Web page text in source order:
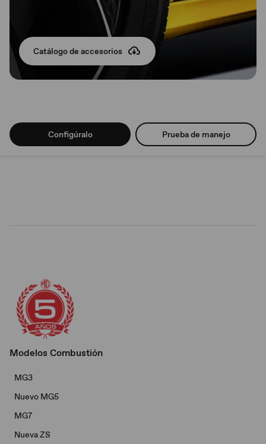
Catálogo de accesorios
Configúralo Prueba de manejo
Modelos Combustión
MG3
Nuevo MG5
MG7
Nueva ZS